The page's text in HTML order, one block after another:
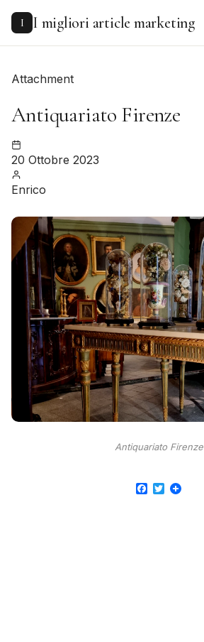
content
I I migliori article marketing
Attachment
Antiquariato Firenze
20 Ottobre 2023
Enrico
Antiquariato Firenze
Facebook
Twitter